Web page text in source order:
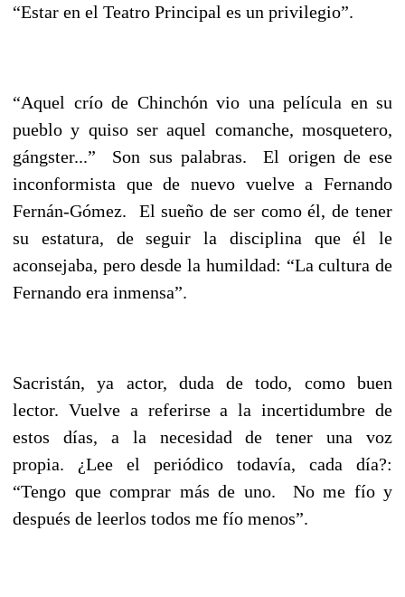
“Estar en el Teatro Principal es un privilegio”.
“Aquel crío de Chinchón vio una película en su
pueblo y quiso ser aquel comanche, mosquetero,
gángster...” Son sus palabras. El origen de ese
inconformista que de nuevo vuelve a Fernando
Fernán-Gómez. El sueño de ser como él, de tener
su estatura, de seguir la disciplina que él le
aconsejaba, pero desde la humildad: “La cultura de
Fernando era inmensa”.
Sacristán, ya actor, duda de todo, como buen
lector. Vuelve a referirse a la incertidumbre de
estos días, a la necesidad de tener una voz
propia. ¿Lee el periódico todavía, cada día?:
“Tengo que comprar más de uno. No me fío y
después de leerlos todos me fío menos”.